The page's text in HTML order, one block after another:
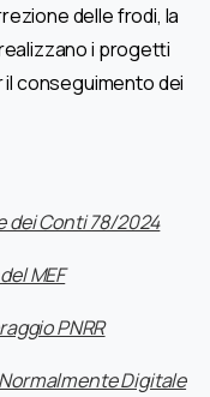
delle frodi, la
i progetti
conseguimento dei
dei Conti 78/2024
MEF
PNRR
Digitale